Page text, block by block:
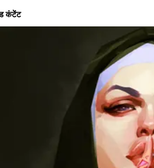
जिले के सभी स्कूलों और आंगनवाड़ियों में अवकाश
पर लागू होगा। प्रशासन ने स्पष्ट किया है कि
ग्रामीण क्षेत्रों की सभी सरकारी, अनुदानित और
अपील की गई है कि वे मौसम सामान्य होने तक
व्यवस्थाओं पर सवाल उठाते नजर आए। एक
EDUCATION
CBSE 12th
2026: जल्द जारी होंगे
डाउनलोड करें मार्कशीट